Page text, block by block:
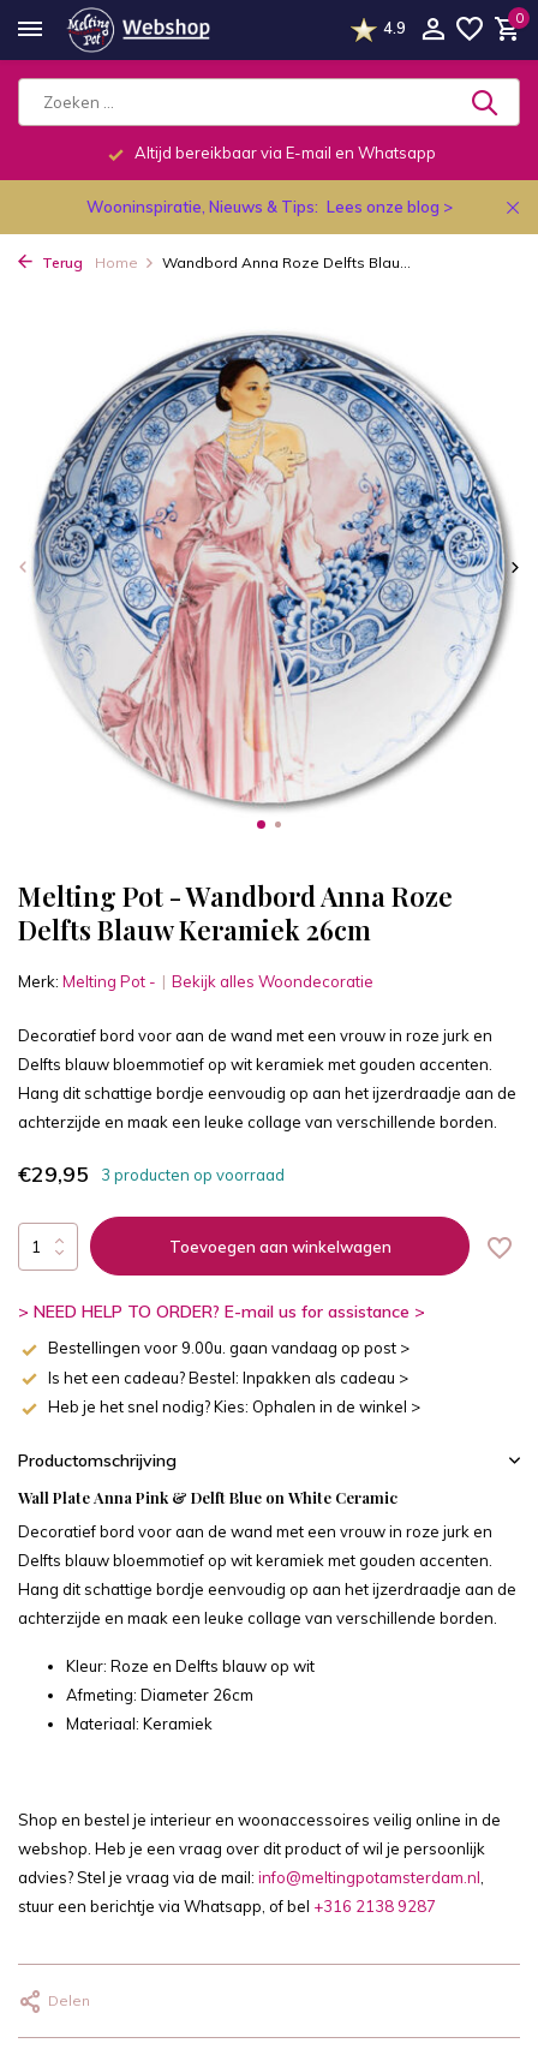
4.9
0
Altijd bereikbaar via E-mail en Whatsapp
Wooninspiratie, Nieuws & Tips: Lees onze blog >
Terug Home Wandbord Anna Roze Delfts Blau...
Melting Pot - Wandbord Anna Roze
Delfts Blauw Keramiek 26cm
Merk: Melting Pot - Bekijk alles Woondecoratie
Decoratief bord voor aan de wand met een vrouw in roze jurk en
Delfts blauw bloemmotief op wit keramiek met gouden accenten.
Hang dit schattige bordje eenvoudig op aan het ijzerdraadje aan de
achterzijde en maak een leuke collage van verschillende borden.
€29,95 3 producten op voorraad
Toevoegen aan winkelwagen
> NEED HELP TO ORDER? E-mail us for assistance >
Bestellingen voor 9.00u. gaan vandaag op post >
Is het een cadeau? Bestel: Inpakken als cadeau >
Heb je het snel nodig? Kies: Ophalen in de winkel >
Productomschrijving
Wall Plate Anna Pink & Delft Blue on White Ceramic
Decoratief bord voor aan de wand met een vrouw in roze jurk en
Delfts blauw bloemmotief op wit keramiek met gouden accenten.
Hang dit schattige bordje eenvoudig op aan het ijzerdraadje aan de
achterzijde en maak een leuke collage van verschillende borden.
Kleur: Roze en Delfts blauw op wit
Afmeting: Diameter 26cm
Materiaal: Keramiek
Shop en bestel je interieur en woonaccessoires veilig online in de
webshop. Heb je een vraag over dit product of wil je persoonlijk
advies? Stel je vraag via de mail: info@meltingpotamsterdam.nl,
stuur een berichtje via Whatsapp, of bel +316 2138 9287
Delen